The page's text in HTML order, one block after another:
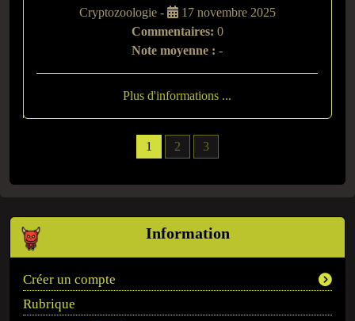
Information
Créer un compte
Rubrique
1 2 3
Cryptozoologie -
17 novembre 2025
Commentaires: 0
Note moyenne : -
Plus d'informations ...